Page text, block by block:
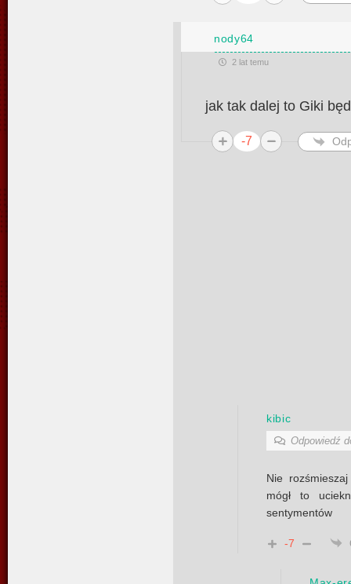
nody64
2 lat temu
jak tak dalej to Giki
-7
kibic
Odpowiedź
Nie
mógł to
sentymentów
-7